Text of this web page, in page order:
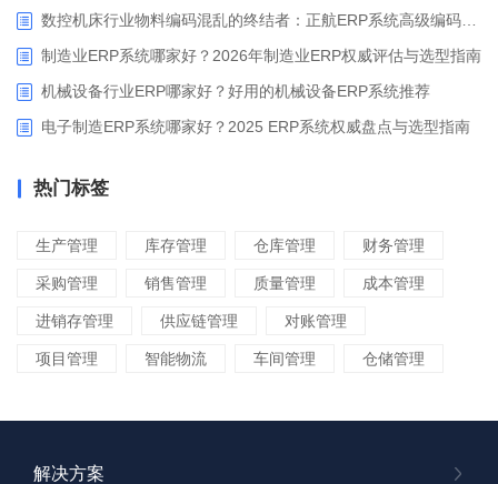
制造业ERP系统哪家好？2026年制造业ERP权威评估与选型指南
机械设备行业ERP哪家好？好用的机械设备ERP系统推荐
电子制造ERP系统哪家好？2025 ERP系统权威盘点与选型指南
热门标签
生产管理 库存管理 仓库管理 财务管理
采购管理 销售管理 质量管理 成本管理
进销存管理 供应链管理 对账管理
项目管理 智能物流 车间管理 仓储管理
解决方案